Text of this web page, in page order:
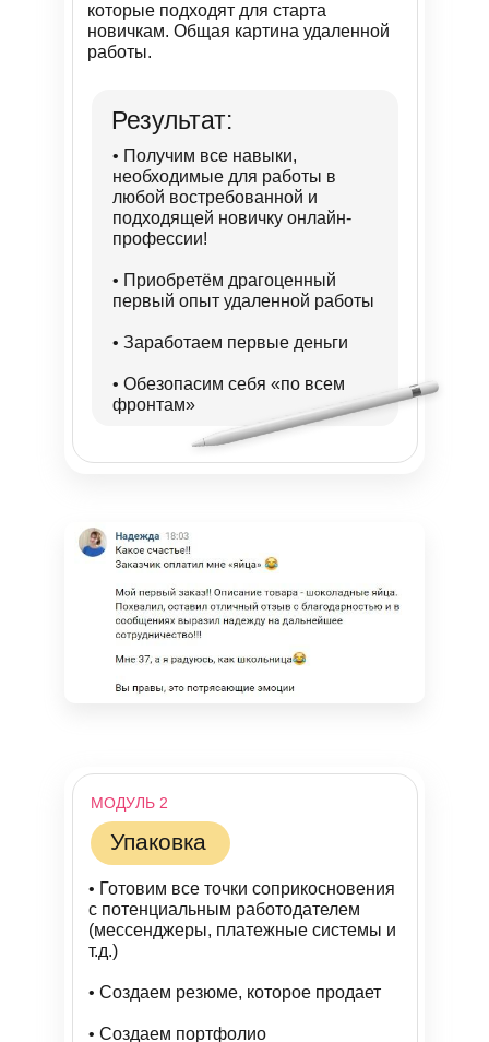
которые подходят для старта
новичкам. Общая картина удаленной
работы.
Результат:
• Получим все навыки,
необходимые для работы в
любой востребованной и
подходящей новичку онлайн-
профессии!
• Приобретём драгоценный
первый опыт удаленной работы
• Заработаем первые деньги
• Обезопасим себя «по всем
фронтам»
МОДУЛЬ 2
Упаковка
• Готовим все точки соприкосновения
с потенциальным работодателем
(мессенджеры, платежные системы и
т.д.)
• Создаем резюме, которое продает
• Создаем портфолио